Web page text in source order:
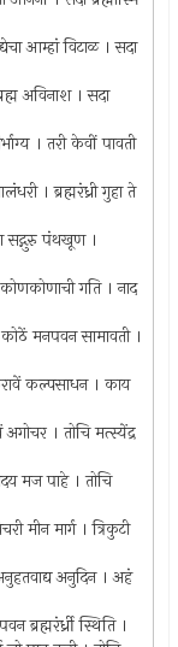
आम्हां विटाळ । सदा
अविनाश । सदा
। तरी केवीं पावती
। ब्रह्मरंध्री गुहा ते
सद्गुरु पंथखूण ।
गति । नाद
मनपवन सामावती ।
कल्पसाधन । काय
। तोचि मत्स्येंद्र
मज पाहे । तोचि
मीन मार्ग । त्रिकुटी
अनुदिन । अहं
ब्रह्मरंर्ध्री स्थिति ।